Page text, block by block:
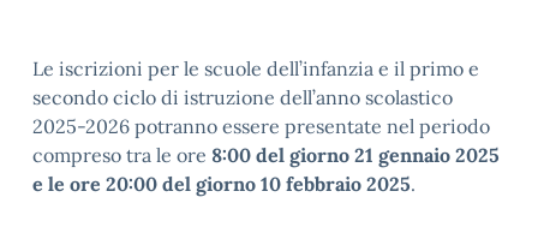
Le iscrizioni per le scuole dell’infanzia e il primo e
secondo ciclo di istruzione dell’anno scolastico
2025-2026 potranno essere presentate nel periodo
compreso tra le ore 8:00 del giorno 21 gennaio 2025
e le ore 20:00 del giorno 10 febbraio 2025.